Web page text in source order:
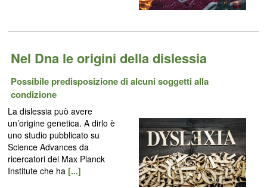
Nel Dna le origini della dislessia
Possibile predisposizione di alcuni soggetti alla
condizione
La dislessia può avere
un’origine genetica. A dirlo è
uno studio pubblicato su
Science Advances da
ricercatori del Max Planck
Institute che ha [...]